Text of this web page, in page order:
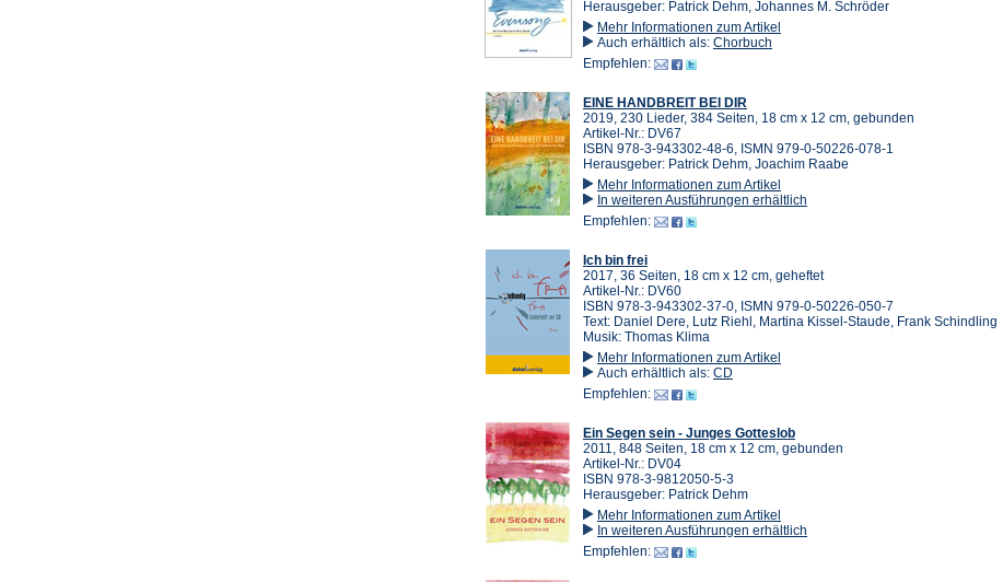
Herausgeber: Patrick Dehm, Johannes M. Schröder
Mehr Informationen zum Artikel
Auch erhältlich als: Chorbuch
Empfehlen:
EINE HANDBREIT BEI DIR
2019, 230 Lieder, 384 Seiten, 18 cm x 12 cm, gebunden
Artikel-Nr.: DV67
ISBN 978-3-943302-48-6, ISMN 979-0-50226-078-1
Herausgeber: Patrick Dehm, Joachim Raabe
Mehr Informationen zum Artikel
In weiteren Ausführungen erhältlich
Empfehlen:
Ich bin frei
2017, 36 Seiten, 18 cm x 12 cm, geheftet
Artikel-Nr.: DV60
ISBN 978-3-943302-37-0, ISMN 979-0-50226-050-7
Text: Daniel Dere, Lutz Riehl, Martina Kissel-Staude, Frank Schindling
Musik: Thomas Klima
Mehr Informationen zum Artikel
Auch erhältlich als: CD
Empfehlen:
Ein Segen sein - Junges Gotteslob
2011, 848 Seiten, 18 cm x 12 cm, gebunden
Artikel-Nr.: DV04
ISBN 978-3-9812050-5-3
Herausgeber: Patrick Dehm
Mehr Informationen zum Artikel
In weiteren Ausführungen erhältlich
Empfehlen: